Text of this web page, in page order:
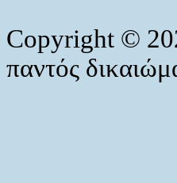
Copyright ©
παντός